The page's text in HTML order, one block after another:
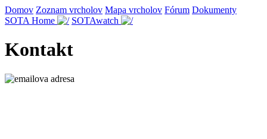
Domov Zoznam vrcholov Mapa vrcholov Fórum Dokumenty
SOTA Home
SOTAwatch
Kontakt